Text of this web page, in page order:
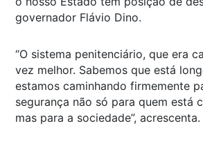
governador Flávio Dino.
“O sistema penitenciário, que era
vez melhor. Sabemos que está
estamos caminhando firmemente
segurança não só para quem está
mas para a sociedade”, acrescenta.